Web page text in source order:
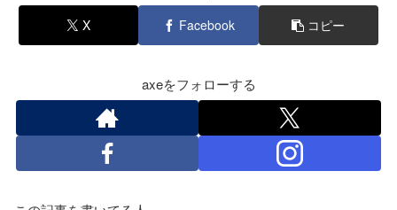
X Facebook コピー
axeをフォローする